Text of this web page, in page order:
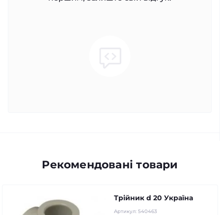
Рекомендовані товари
Трійник d 20 Україна
Артикул: 540463